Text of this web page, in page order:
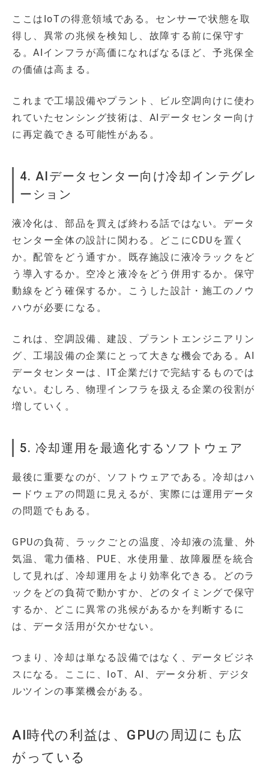
ここはIoTの得意領域である。センサーで状態を取
得し、異常の兆候を検知し、故障する前に保守す
る。AIインフラが高価になればなるほど、予兆保全
の価値は高まる。
これまで工場設備やプラント、ビル空調向けに使わ
れていたセンシング技術は、AIデータセンター向け
に再定義できる可能性がある。
4. AIデータセンター向け冷却インテグレ
ーション
液冷化は、部品を買えば終わる話ではない。データ
センター全体の設計に関わる。どこにCDUを置く
か。配管をどう通すか。既存施設に液冷ラックをど
う導入するか。空冷と液冷をどう併用するか。保守
動線をどう確保するか。こうした設計・施工のノウ
ハウが必要になる。
これは、空調設備、建設、プラントエンジニアリン
グ、工場設備の企業にとって大きな機会である。AI
データセンターは、IT企業だけで完結するものでは
ない。むしろ、物理インフラを扱える企業の役割が
増していく。
5. 冷却運用を最適化するソフトウェア
最後に重要なのが、ソフトウェアである。冷却はハ
ードウェアの問題に見えるが、実際には運用データ
の問題でもある。
GPUの負荷、ラックごとの温度、冷却液の流量、外
気温、電力価格、PUE、水使用量、故障履歴を統合
して見れば、冷却運用をより効率化できる。どのラ
ックをどの負荷で動かすか、どのタイミングで保守
するか、どこに異常の兆候があるかを判断するに
は、データ活用が欠かせない。
つまり、冷却は単なる設備ではなく、データビジネ
スになる。ここに、IoT、AI、データ分析、デジタ
ルツインの事業機会がある。
AI時代の利益は、GPUの周辺にも広
がっている